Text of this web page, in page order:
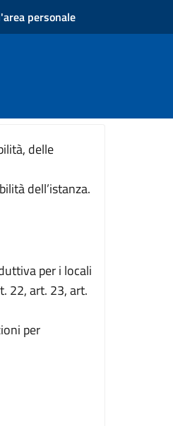
personale
delle
dell’istanza.
per i locali
22, art. 23, art.
per